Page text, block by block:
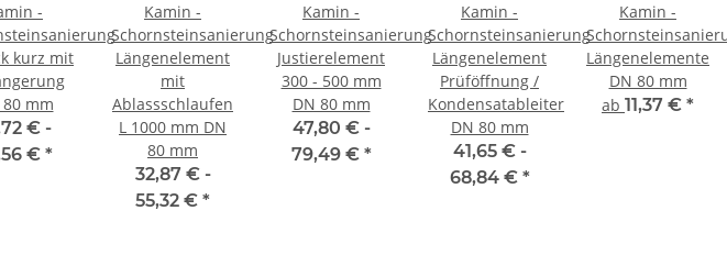
-
kurz mit
80 mm
€ -
€ *
Kamin -
Schornsteinsanierung
Längenelement
mit
Ablassschlaufen
L 1000 mm DN
80 mm
32,87 € -
55,32 € *
Kamin -
Schornsteinsanierung
Justierelement
300 - 500 mm
DN 80 mm
47,80 € -
79,49 € *
Kamin -
Schornsteinsanierung
Längenelement
Prüföffnung /
Kondensatableiter
DN 80 mm
41,65 € -
68,84 € *
Kamin -
Längenelemente
DN 80 mm
ab 11,37 € *